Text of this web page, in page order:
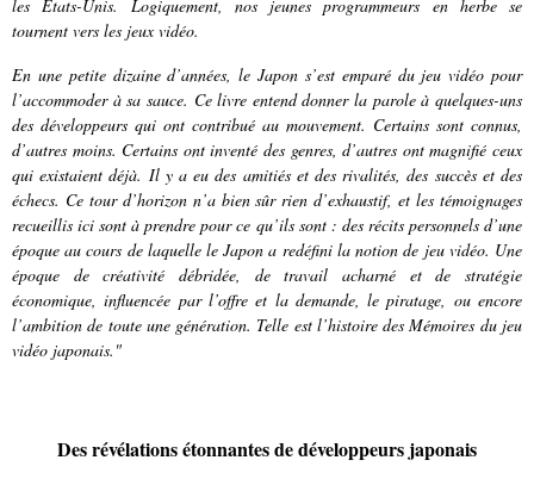
les États-Unis. Logiquement, nos jeunes programmeurs en herbe se
tournent vers les jeux vidéo.
En une petite dizaine d’années, le Japon s’est emparé du jeu vidéo pour
l’accommoder à sa sauce. Ce livre entend donner la parole à quelques-uns
des développeurs qui ont contribué au mouvement. Certains sont connus,
d’autres moins. Certains ont inventé des genres, d’autres ont magnifié ceux
qui existaient déjà. Il y a eu des amitiés et des rivalités, des succès et des
échecs. Ce tour d’horizon n’a bien sûr rien d’exhaustif, et les témoignages
recueillis ici sont à prendre pour ce qu’ils sont : des récits personnels d’une
époque au cours de laquelle le Japon a redéfini la notion de jeu vidéo. Une
époque de créativité débridée, de travail acharné et de stratégie
économique, influencée par l’offre et la demande, le piratage, ou encore
l’ambition de toute une génération. Telle est l’histoire des Mémoires du jeu
vidéo japonais."
Des révélations étonnantes de développeurs japonais